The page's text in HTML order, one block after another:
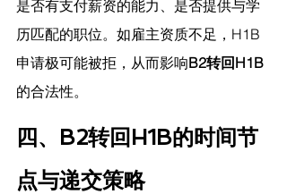
是否有支付薪资的能力、是否提供与学
历匹配的职位。如雇主资质不足，H1B
申请极可能被拒，从而影响B2转回H1B
的合法性。
四、B2转回H1B的时间节
点与递交策略